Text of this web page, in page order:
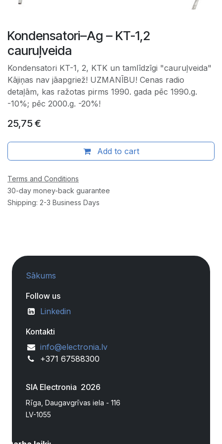
Kondensatori–Ag – KT-1,2
cauruļveida
Kondensatori KT-1, 2, KTK un tamlīdzīgi "cauruļveida"
Kājiņas nav jāapgriež! UZMANĪBU! Cenas radio
detaļām, kas ražotas pirms 1990. gada pēc 1990.g.
-10%; pēc 2000.g. -20%!
25,75 €
Add to cart
Terms and Conditions
30-day money-back guarantee
Shipping: 2-3 Business Days
Sākums
Follow us
Linkedin
Kontakti
info@electronia.lv
+371 67588300
SIA Electronia 2026
Rīga, Daugavgrīvas iela - 116
LV-1055